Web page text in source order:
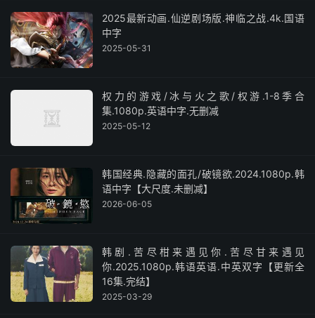
2025最新动画.仙逆剧场版.神临之战.4k.国语
中字
2025-05-31
权力的游戏/冰与火之歌/权游.1-8季合
集.1080p.英语中字.无删减
2025-05-12
韩国经典.隐藏的面孔/破镜欲.2024.1080p.韩
语中字【大尺度.未删减】
2026-06-05
韩剧.苦尽柑来遇见你.苦尽甘来遇见
你.2025.1080p.韩语英语.中英双字【更新全
16集.完结】
2025-03-29